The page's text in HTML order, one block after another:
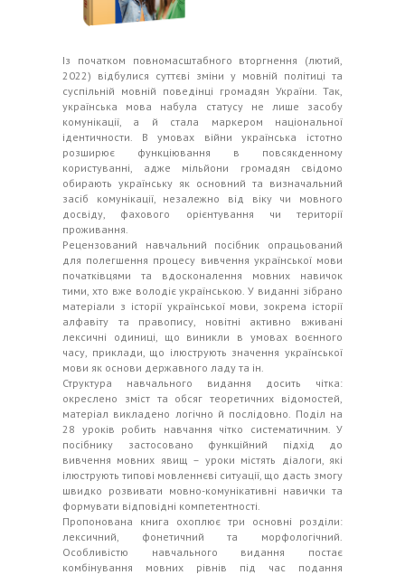
Із початком повномасштабного вторгнення (лютий,
2022) відбулися суттєві зміни у мовній політиці та
суспільній мовній поведінці громадян України. Так,
українська мова набула статусу не лише засобу
комунікації, а й стала маркером національної
ідентичности. В умовах війни українська істотно
розширює функціювання в повсякденному
користуванні, адже мільйони громадян свідомо
обирають українську як основний та визначальний
засіб комунікації, незалежно від віку чи мовного
досвіду, фахового орієнтування чи території
проживання.
Рецензований навчальний посібник опрацьований
для полегшення процесу вивчення української мови
початківцями та вдосконалення мовних навичок
тими, хто вже володіє українською. У виданні зібрано
матеріали з історії української мови, зокрема історії
алфавіту та правопису, новітні активно вживані
лексичні одиниці, що виникли в умовах воєнного
часу, приклади, що ілюструють значення української
мови як основи державного ладу та ін.
Структура навчального видання досить чітка:
окреслено зміст та обсяг теоретичних відомостей,
матеріал викладено логічно й послідовно. Поділ на
28 уроків робить навчання чітко систематичним. У
посібнику застосовано функційний підхід до
вивчення мовних явищ – уроки містять діалоги, які
ілюструють типові мовленнєві ситуації, що дасть змогу
швидко розвивати мовно-комунікативні навички та
формувати відповідні компетентності.
Пропонована книга охоплює три основні розділи:
лексичний, фонетичний та морфологічний.
Особливістю навчального видання постає
комбінування мовних рівнів під час подання